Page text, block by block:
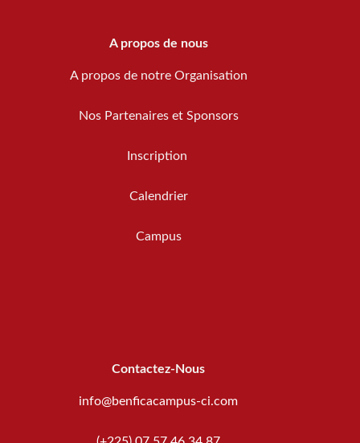
A propos de nous
A propos de notre Organisation
Nos Partenaires et Sponsors
Inscription
Calendrier
Campus
Contactez-Nous
info@benficacampus-ci.com